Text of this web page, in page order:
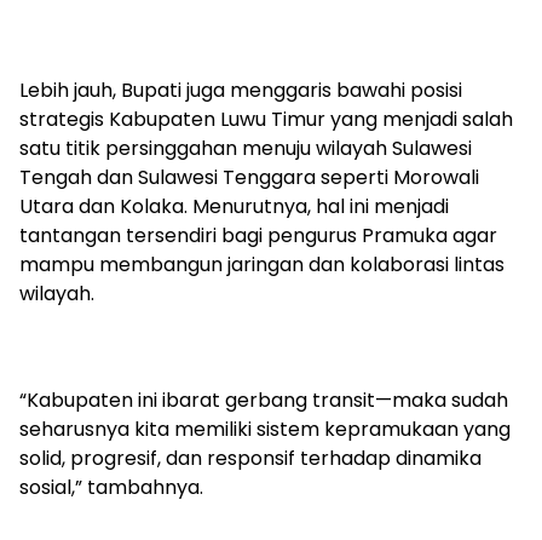
Lebih jauh, Bupati juga menggaris bawahi posisi
strategis Kabupaten Luwu Timur yang menjadi salah
satu titik persinggahan menuju wilayah Sulawesi
Tengah dan Sulawesi Tenggara seperti Morowali
Utara dan Kolaka. Menurutnya, hal ini menjadi
tantangan tersendiri bagi pengurus Pramuka agar
mampu membangun jaringan dan kolaborasi lintas
wilayah.
“Kabupaten ini ibarat gerbang transit—maka sudah
seharusnya kita memiliki sistem kepramukaan yang
solid, progresif, dan responsif terhadap dinamika
sosial,” tambahnya.